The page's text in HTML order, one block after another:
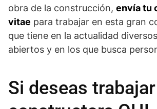
obra de la construcción, envía tu
vitae para trabajar en esta gran
que tiene en la actualidad
abiertos y en los que busca
Si deseas